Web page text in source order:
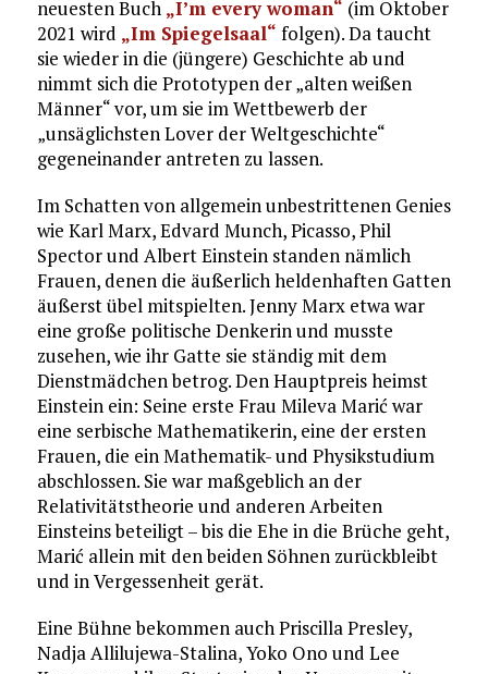
neuesten Buch „I’m every woman“ (im Oktober
2021 wird „Im Spiegelsaal“ folgen). Da taucht
sie wieder in die (jüngere) Geschichte ab und
nimmt sich die Prototypen der „alten weißen
Männer“ vor, um sie im Wettbewerb der
„unsäglichsten Lover der Weltgeschichte“
gegeneinander antreten zu lassen.
Im Schatten von allgemein unbestrittenen Genies
wie Karl Marx, Edvard Munch, Picasso, Phil
Spector und Albert Einstein standen nämlich
Frauen, denen die äußerlich heldenhaften Gatten
äußerst übel mitspielten. Jenny Marx etwa war
eine große politische Denkerin und musste
zusehen, wie ihr Gatte sie ständig mit dem
Dienstmädchen betrog. Den Hauptpreis heimst
Einstein ein: Seine erste Frau Mileva Marić war
eine serbische Mathematikerin, eine der ersten
Frauen, die ein Mathematik- und Physikstudium
abschlossen. Sie war maßgeblich an der
Relativitätstheorie und anderen Arbeiten
Einsteins beteiligt – bis die Ehe in die Brüche geht,
Marić allein mit den beiden Söhnen zurückbleibt
und in Vergessenheit gerät.
Eine Bühne bekommen auch Priscilla Presley,
Nadja Allilujewa-Stalina, Yoko Ono und Lee